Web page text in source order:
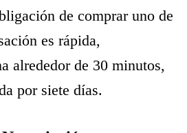
de comprar uno de
es rápida,
alrededor de 30 minutos,
por siete días.